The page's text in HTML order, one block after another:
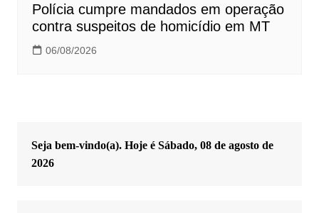
Polícia cumpre mandados em operação
contra suspeitos de homicídio em MT
06/08/2026
Seja bem-vindo(a). Hoje é Sábado, 08 de agosto de
2026